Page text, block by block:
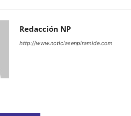
Redacción NP
http://www.noticiasenpiramide.com